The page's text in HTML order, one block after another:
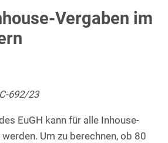
Vergaben im
692/23
EuGH kann für alle Inhouse-
Um zu berechnen, ob 80